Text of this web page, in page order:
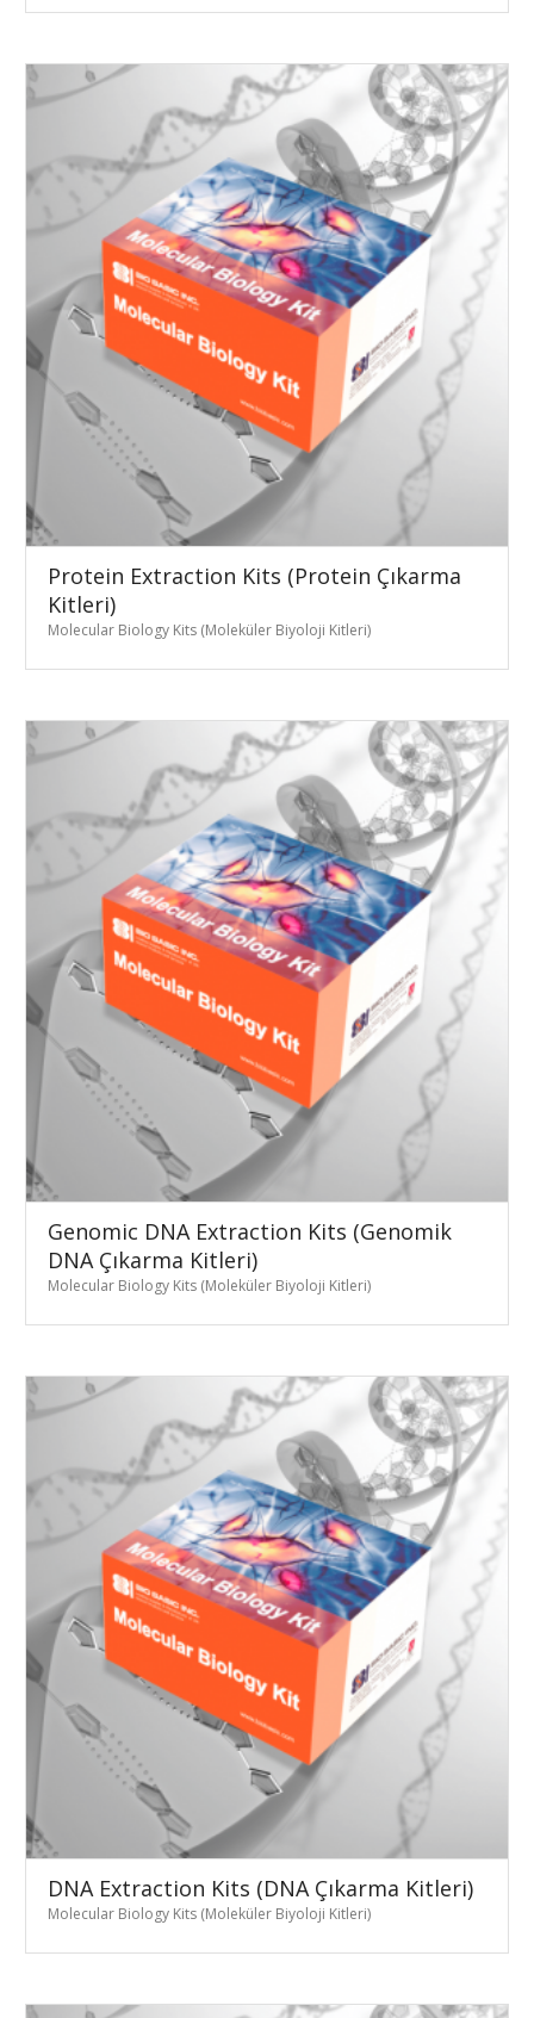
Protein Extraction Kits (Protein Çıkarma
Kitleri)
Molecular Biology Kits (Moleküler Biyoloji Kitleri)
Genomic DNA Extraction Kits (Genomik
DNA Çıkarma Kitleri)
Molecular Biology Kits (Moleküler Biyoloji Kitleri)
DNA Extraction Kits (DNA Çıkarma Kitleri)
Molecular Biology Kits (Moleküler Biyoloji Kitleri)